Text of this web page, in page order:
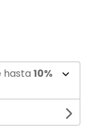
hasta 10%